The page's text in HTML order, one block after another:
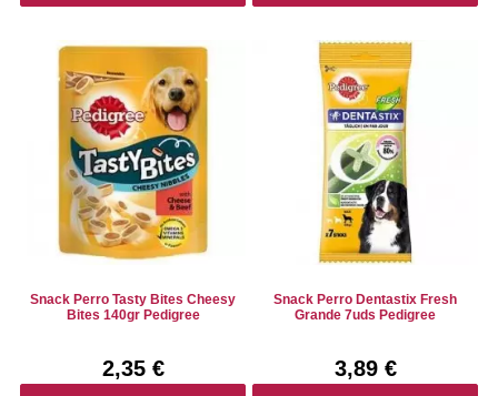
Snack Perro Tasty Bites Cheesy
Bites 140gr Pedigree
2,35 €
Snack Perro Dentastix Fresh
Grande 7uds Pedigree
3,89 €